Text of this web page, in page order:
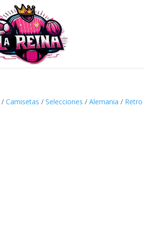
/Camisetas /Selecciones /Alemania / Retro